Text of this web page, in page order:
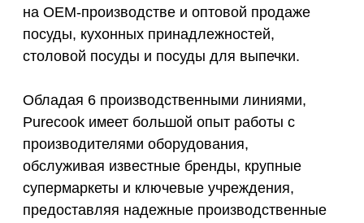
на OEM-производстве и оптовой продаже
посуды, кухонных принадлежностей,
столовой посуды и посуды для выпечки.
Обладая 6 производственными линиями,
Purecook имеет большой опыт работы с
производителями оборудования,
обслуживая известные бренды, крупные
супермаркеты и ключевые учреждения,
предоставляя надежные производственные